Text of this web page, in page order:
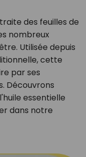
des feuilles de
nombreux
Utilisée depuis
cette
par ses
Découvrons
essentielle
dans notre